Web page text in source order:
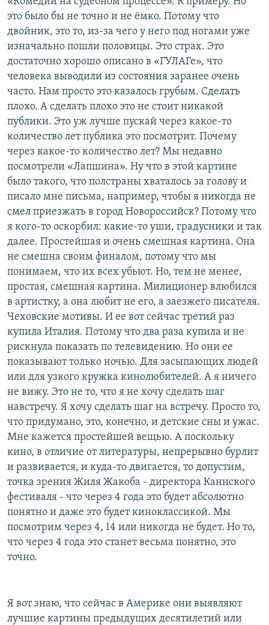
это было бы не точно и не ёмко. Потому что
двойник, это то, из-за чего у него под ногами уже
изначально пошли половицы. Это страх. Это
достаточно хорошо описано в «ГУЛАГе», что
человека выводили из состояния заранее очень
часто. Нам просто это казалось грубым. Сделать
плохо. А сделать плохо это не стоит никакой
публики. Это уж лучше пускай через какое-то
количество лет публика это посмотрит. Почему
через какое-то количество лет? Мы недавно
посмотрели «Лапшина». Ну что в этой картине
было такого, что полстраны хваталось за голову и
писало мне письма, например, чтобы я никогда не
смел приезжать в город Новороссийск? Потому что
я кого-то оскорбил: какие-то уши, градусники и так
далее. Простейшая и очень смешная картина. Она
не смешна своим финалом, потому что мы
понимаем, что их всех убьют. Но, тем не менее,
простая, смешная картина. Милиционер влюбился
в артистку, а она любит не его, а заезжего писателя.
Чеховские мотивы. И ее вот сейчас третий раз
купила Италия. Потому что два раза купила и не
рискнула показать по телевидению. Но они ее
показывают только ночью. Для засыпающих людей
или для узкого кружка кинолюбителей. А я ничего
не вижу. Это не то, что я не хочу сделать шаг
навстречу. Я хочу сделать шаг на встречу. Просто то,
что придумано, это, конечно, и детские сны и ужас.
Мне кажется простейшей вещью. А поскольку
кино, в отличие от литературы, непрерывно бурлит
и развивается, и куда-то двигается, то допустим,
точка зрения Жиля Жакоба - директора Каннского
фестиваля - что через 4 года это будет абсолютно
понятно и даже это будет киноклассикой. Мы
посмотрим через 4, 14 или никогда не будет. Но то,
что через 4 года это станет весьма понятно, это
точно.
Я вот знаю, что сейчас в Америке они выявляют
лучшие картины предыдущих десятилетий или